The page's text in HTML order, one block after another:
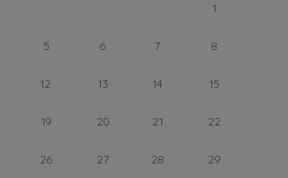
1
5 6 7 8
12 13 14 15
19 20 21 22
26 27 28
29